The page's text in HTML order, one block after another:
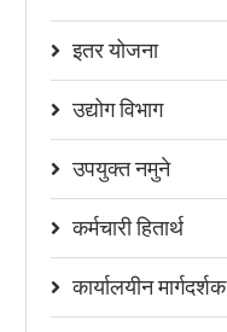
इतर योजना
उद्योग विभाग
उपयुक्त नमुने
कर्मचारी हितार्थ
कार्यालयीन मार्गदर्शक